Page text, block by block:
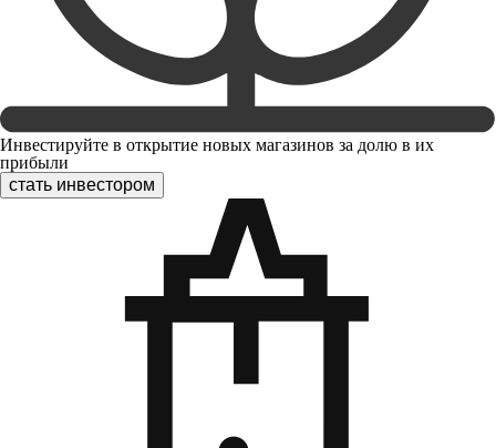
Инвестируйте в открытие новых магазинов за долю в их
прибыли
стать инвестором